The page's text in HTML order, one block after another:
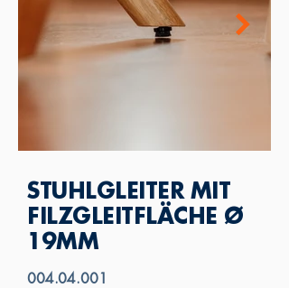
STUHLGLEITER MIT
FILZGLEITFLÄCHE Ø
19MM
004.04.001